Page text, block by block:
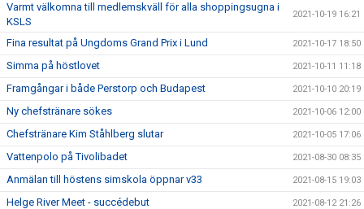
Varmt välkomna till medlemskväll för alla shoppingsugna i
KSLS
2021-10-19 16:21
Fina resultat på Ungdoms Grand Prix i Lund 2021-10-17 18:50
Simma på höstlovet 2021-10-11 11:18
Framgångar i både Perstorp och Budapest 2021-10-10 20:19
Ny chefstränare sökes 2021-10-06 12:00
Chefstränare Kim Ståhlberg slutar 2021-10-05 17:06
Vattenpolo på Tivolibadet 2021-08-30 08:35
Anmälan till höstens simskola öppnar v33 2021-08-15 19:03
Helge River Meet - succédebut 2021-08-12 21:26